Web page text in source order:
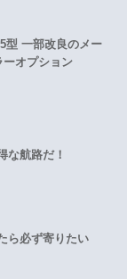
型 一部改良のメー
ーオプション
な航路だ！
ら必ず寄りたい